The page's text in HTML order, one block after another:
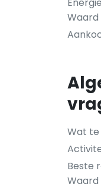
Waard
Wat te
Beste
Waard